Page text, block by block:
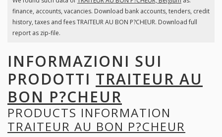
finance, accounts, vacancies. Download bank accounts, tenders, credit
history, taxes and fees TRAITEUR AU BON P?CHEUR. Download full
report as zip-file.
INFORMAZIONI SUI
PRODOTTI TRAITEUR AU
BON P?CHEUR
PRODUCTS INFORMATION
TRAITEUR AU BON P?CHEUR